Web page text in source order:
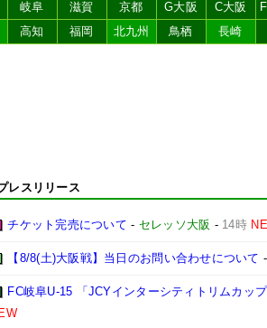
岐阜 滋賀 京都 G大阪 C大阪
高知 福岡 北九州 鳥栖 長崎
レスリリース
チケット完売について - セレッソ大阪 - 14時
【8/8(土)大阪戦】当日のお問い合わせについて
FC岐阜U-15 「JCYインターシティトリムカッ